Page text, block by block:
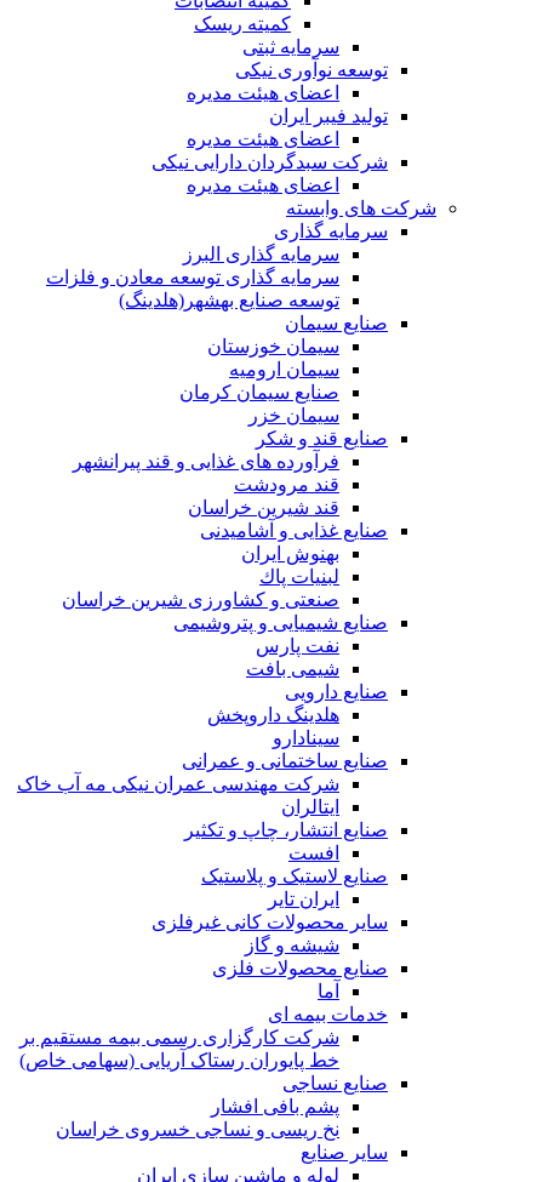
کمیته ریسک
سرمایه ثبتی
توسعه نوآوری نیکی
اعضای هیئت مدیره
تولید فیبر ایران
اعضای هیئت مدیره
شرکت سبدگردان دارایی نیکی
اعضای هیئت مدیره
شرکت های وابسته
سرمایه گذاری
سرمایه گذاری البرز
سرمایه گذاری توسعه معادن و فلزات
توسعه‌ صنایع‌ بهشهر(هلدینگ)
صنایع سیمان
سیمان خوزستان
سیمان ارومیه
صنایع سیمان کرمان
سیمان خزر
صنایع قند و شکر
فرآورده های غذایی و قند پیرانشهر
قند مرودشت
قند شیرین خراسان
صنایع غذايی و آشاميدنی
بهنوش ایران
لبنيات پاك
صنعتی و کشاورزی شیرین خراسان
صنایع شیمیایی و پتروشیمی
نفت پارس
شیمی بافت
صنایع دارویی
هلدینگ داروپخش
سینادارو
صنایع ساختمانی و عمرانی
شرکت مهندسی عمران نیکی مه آب خاک
ایتالران
صنایع انتشار، چاپ و تکثير
افست
صنایع لاستیک و پلاستیک
ایران تایر
ساير محصولات كانی غيرفلزی
شیشه و گاز
صنایع محصولات فلزی
آما
خدمات بیمه ای
شرکت کارگزاری رسمی بیمه مستقیم بر
خط پایوران رستاک آریایی (سهامی خاص)
صنایع نساجی
پشم بافی افشار
نخ ریسی و نساجی خسروی خراسان
سایر صنایع
لوله و ماشین سازی ایران